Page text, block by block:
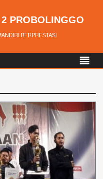
PROBOLINGGO
BERPRESTASI